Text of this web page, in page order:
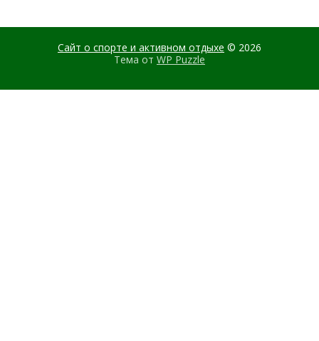
Сайт о спорте и активном отдыхе © 2026
Тема от WP Puzzle